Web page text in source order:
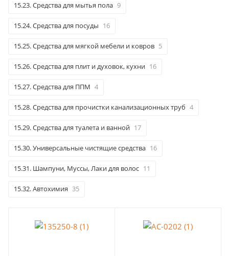
15.23. Средства для мытья пола 9
15.24. Средства для посуды 16
15.25. Средства для мягкой мебели и ковров 5
15.26. Средства для плит и духовок, кухни 16
15.27. Средства для ППМ 4
15.28. Средства для прочистки канализационных труб 4
15.29. Средства для туалета и ванной 17
15.30. Универсальные чистящие средства 16
15.31. Шампуни, Муссы, Лаки для волос 11
15.32. Автохимия 35